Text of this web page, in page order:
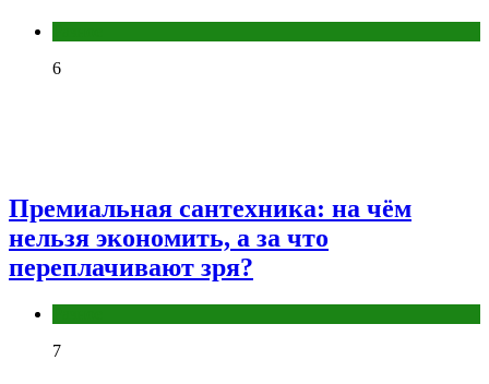
6
Премиальная сантехника: на чём
нельзя экономить, а за что
переплачивают зря?
7